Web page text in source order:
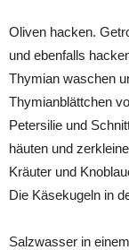
Oliven hacken.
und ebenfalls
Thymian waschen
Thymianblättchen
Petersilie und
häuten und
Kräuter und
Die Käsekugeln in
Salzwasser in